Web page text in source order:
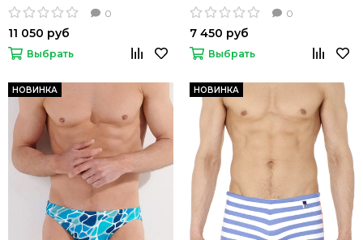
голубые
0
11 050 руб
Выбрать
сине-голубые
0
7 450 руб
Выбрать
НОВИНКА НОВИНКА